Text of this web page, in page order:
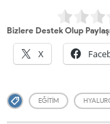
Bizlere Destek Olup
X
EĞITIM